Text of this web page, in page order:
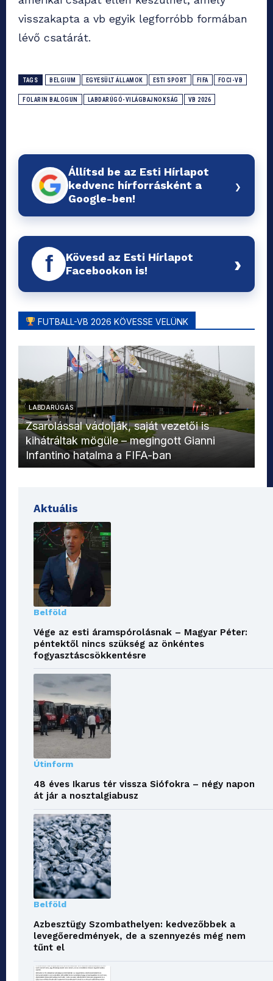
visszakapta a vb egyik legforróbb formában
lévő csatárát.
TAGS BELGIUM EGYESÜLT ÁLLAMOK ESTI SPORT FIFA FOCI-VB
FOLARIN BALOGUN LABDARÚGÓ-VILÁGBAJNOKSÁG VB 2026
Állítsd be az Esti Hírlapot
kedvenc hírforrásként a
Google-ben!
›
f
Kövesd az Esti Hírlapot
Facebookon is!
›
FUTBALL-VB 2026 KÖVESSE VELÜNK
LABDARÚGÁS
Zsarolással vádolják, saját vezetői is
kihátráltak mögüle – megingott Gianni
Infantino hatalma a FIFA-ban
Aktuális
Belföld
Vége az esti áramspórolásnak – Magyar Péter:
péntektől nincs szükség az önkéntes
fogyasztáscsökkentésre
Útinform
48 éves Ikarus tér vissza Siófokra – négy napon
át jár a nosztalgiabusz
Belföld
Azbesztügy Szombathelyen: kedvezőbbek a
levegőeredmények, de a szennyezés még nem
tűnt el